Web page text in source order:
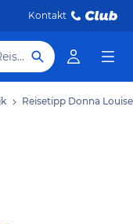
Kontakt
Hotel, Reiseziel
Reisetipp Donna Louise